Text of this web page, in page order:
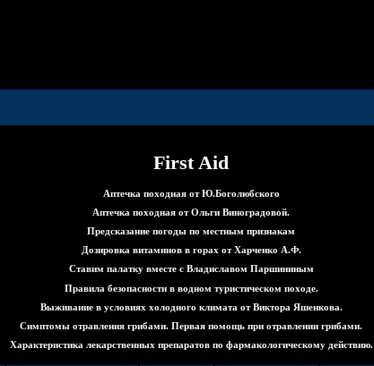
First Aid
Аптечка походная от Ю.Боголюбского
Аптечка походная от Ольги Виноградовой.
Предсказание погоды по местным признакам
Дозировка витаминов в горах от Харченко А.Ф.
Ставим палатку вместе с Владиславом Паршининым
Правила безопасности в водном туpистическом походе.
Выживание в условиях холодного климата от Виктора Яшенкова.
Симптомы отравления грибами. Первая помощь при отравлении грибами.
Характеристика лекарственных препаратов по фармакологическому действию.